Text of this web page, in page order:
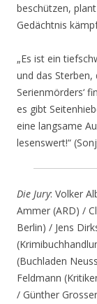
beschützen,
Gedächtnis
„Es ist ein
und das Sterben,
Serienmörders‘
es gibt
eine langsame
lesenswert!“
Die Jury: Volker
Ammer (ARD) /
Berlin) / Jens
(Buchladen
Feldmann
/ Günther